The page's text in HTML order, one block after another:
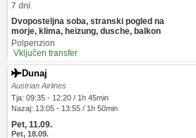
7 dni
Dvoposteljna soba, stranski pogled na
morje, klima, heizung, dusche, balkon
Polpenzion
Vključen transfer
Dunaj
Austrian Airlines
Tja: 09:35 - 12:20 / 1h 45min
Nazaj: 13:05 - 13:55 / 1h 50min
Pet, 11.09.
Pet, 18.09.